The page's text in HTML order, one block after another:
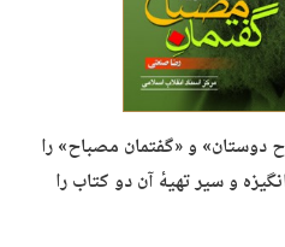
دوستان» و «گفتمان مصباح» را
و سیر تهیهٔ آن دو کتاب را